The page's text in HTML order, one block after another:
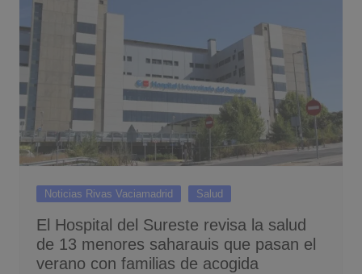
Noticias Rivas Vaciamadrid Salud
El Hospital del Sureste revisa la salud
de 13 menores saharauis que pasan el
verano con familias de acogida